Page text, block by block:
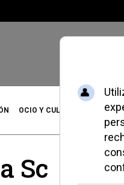
OCIO Y CULTURA
Sc